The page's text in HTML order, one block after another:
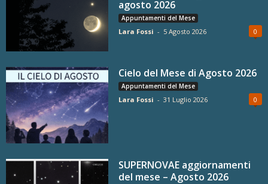
agosto 2026
Appuntamenti del Mese
Lara Fossi - 5 Agosto 2026 0
Cielo del Mese di Agosto 2026
Appuntamenti del Mese
Lara Fossi - 31 Luglio 2026 0
SUPERNOVAE aggiornamenti
del mese – Agosto 2026